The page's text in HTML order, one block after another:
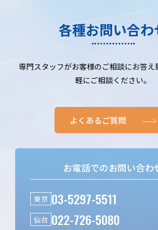
各種お問い合わ
専門スタッフがお客様のご相談にお答え
軽にご相談ください。
よくあるご質問
お電話でのお問い合わ
東京 03-5297-5511
仙台 022-726-5080